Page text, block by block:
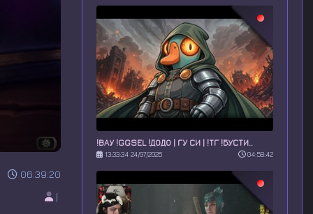
06:39:20
|
!ВАУ !GGSEL !ДОДО | ГУ СИ | !ТГ !БУСТИ..
13:33:34 24/07/2026 04:58:42